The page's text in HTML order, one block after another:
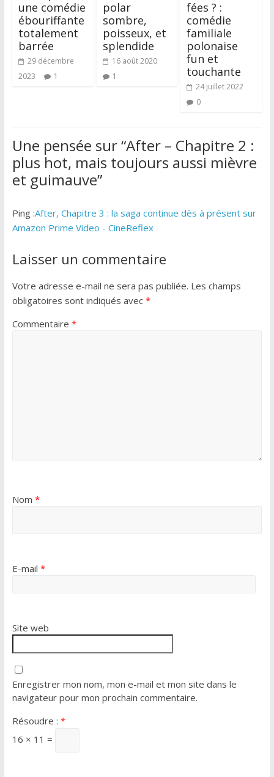
une comédie
ébouriffante
totalement
barrée
29 décembre
2023
1
polar
sombre,
poisseux, et
splendide
16 août 2020
1
fées ? :
comédie
familiale
polonaise
fun et
touchante
24 juillet 2022
0
Une pensée sur “After – Chapitre 2 :
plus hot, mais toujours aussi mièvre
et guimauve”
Ping :After, Chapitre 3 : la saga continue dès à présent sur
Amazon Prime Video - CineReflex
Laisser un commentaire
Votre adresse e-mail ne sera pas publiée. Les champs
obligatoires sont indiqués avec *
Commentaire *
Nom *
E-mail *
Site web
Enregistrer mon nom, mon e-mail et mon site dans le
navigateur pour mon prochain commentaire.
Résoudre : *
16 × 11 =